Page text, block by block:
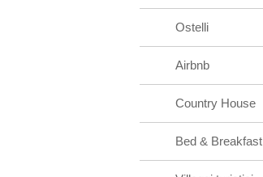
Ostelli
Airbnb
Country House
Bed & Breakfast